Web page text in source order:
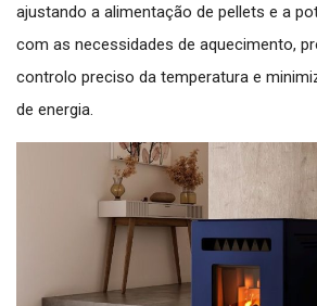
ajustando a alimentação de pellets e a
com as necessidades de aquecimento,
controlo preciso da temperatura e
de energia.